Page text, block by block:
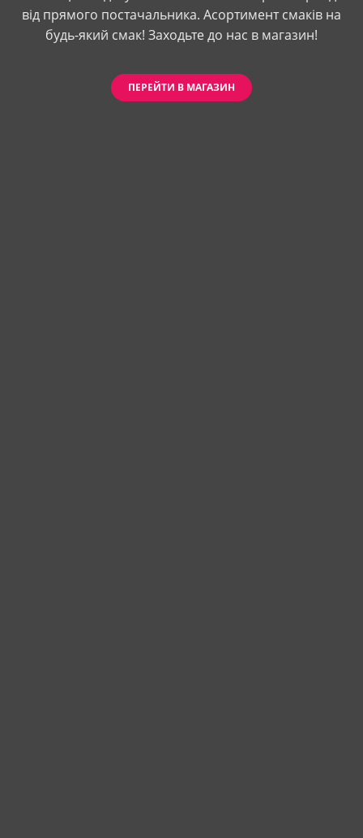
від прямого постачальника. Асортимент смаків на
будь-який смак! Заходьте до нас в магазин!
ПЕРЕЙТИ В МАГАЗИН